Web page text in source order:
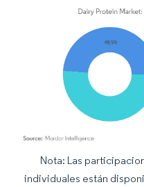
Imagen © Mordor Intelligence. El
Nota: Las
individuales están